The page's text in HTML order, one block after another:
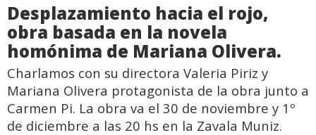
Desplazamiento hacia el rojo,
obra basada en la novela
homónima de Mariana Olivera.
Charlamos con su directora Valeria Piriz y
Mariana Olivera protagonista de la obra junto a
Carmen Pi. La obra va el 30 de noviembre y 1º
de diciembre a las 20 hs en la Zavala Muniz.